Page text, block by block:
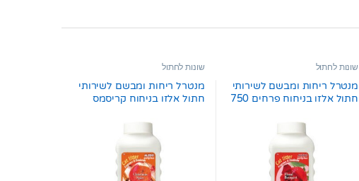
שונות לחתול
מנטרל ריחות ומבשם לשירותי
חתול אלזו בניחוח פרחים 750
שונות לחתול
מנטרל ריחות ומבשם לשירותי
חתול אלזו בניחוח קריסמס